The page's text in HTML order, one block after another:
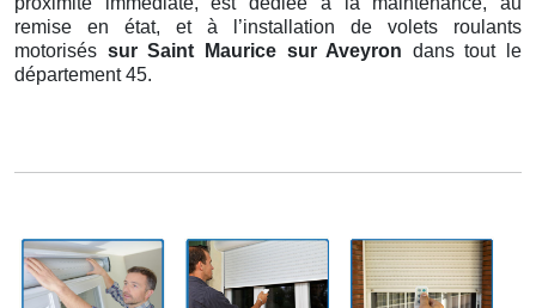
remise en état, et à l’installation de volets roulants
motorisés sur Saint Maurice sur Aveyron dans tout le
département 45.